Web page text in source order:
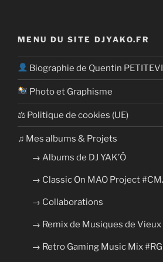
MENU DU SITE DJYAKO.FR
Biographie de Quentin
Photo et Graphisme
⚖ Politique de cookies (UE)
​​♫ Mes albums & Projets
→ Albums de DJ YAK’Ô
→ Classic On MAO Project
→ Collaborations
→ Remix de Musiques de Vieux
→ Retro Gaming Music Mix